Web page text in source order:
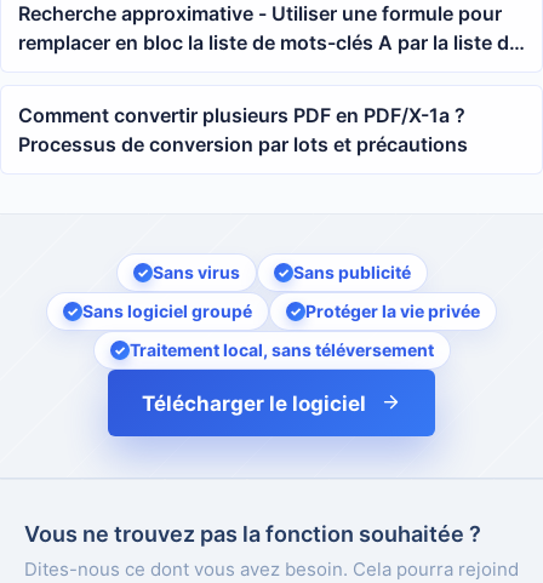
Recherche approximative - Utiliser une formule pour
remplacer en bloc la liste de mots-clés A par la liste de
mots-clés B dans Excel
Comment convertir plusieurs PDF en PDF/X-1a ?
Processus de conversion par lots et précautions
Sans virus
Sans publicité
Sans logiciel groupé
Protéger la vie privée
Traitement local, sans téléversement
Télécharger le logiciel
Vous ne trouvez pas la fonction souhaitée ?
Dites-nous ce dont vous avez besoin. Cela pourra rejoind